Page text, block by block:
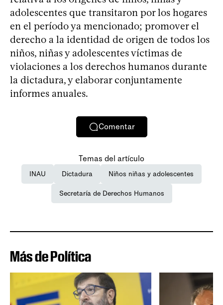
adolescentes que transitaron por los hogares
en el período ya mencionado; promover el
derecho a la identidad de origen de todos los
niños, niñas y adolescentes víctimas de
violaciones a los derechos humanos durante
la dictadura, y elaborar conjuntamente
informes anuales.
Comentar
Temas del artículo
INAU Dictadura Niños niñas y adolescentes
Secretaría de Derechos Humanos
Más de Política